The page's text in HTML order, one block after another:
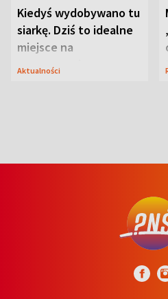
Kiedyś wydobywano tu
siarkę. Dziś to idealne
miejsce na
wypoczynek
Aktualności